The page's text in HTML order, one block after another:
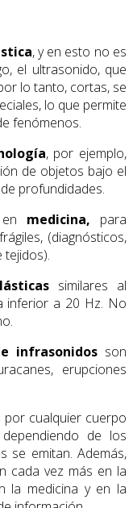
, y en esto no es
el ultrasonido, que
lo tanto, cortas, se
lo que permite
fenómenos.
, por ejemplo,
de objetos bajo el
profundidades.
medicina, para
(diagnósticos,
tejidos).
similares al
inferior a 20 Hz. No
infrasonidos son
erupciones
cualquier cuerpo
dependiendo de los
se emitan. Además,
cada vez más en la
la medicina y en la